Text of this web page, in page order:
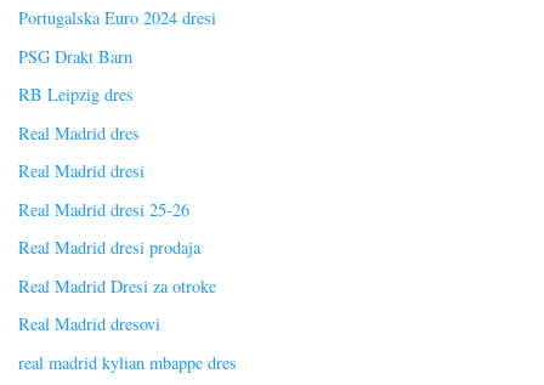
Portugalska Euro 2024 dresi
PSG Drakt Barn
RB Leipzig dres
Real Madrid dres
Real Madrid dresi
Real Madrid dresi 25-26
Real Madrid dresi prodaja
Real Madrid Dresi za otroke
Real Madrid dresovi
real madrid kylian mbappe dres